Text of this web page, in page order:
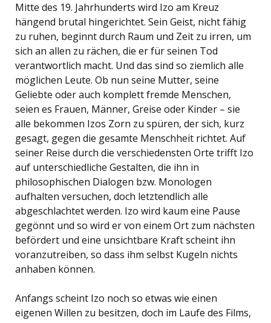
Mitte des 19. Jahrhunderts wird Izo am Kreuz
hängend brutal hingerichtet. Sein Geist, nicht fähig
zu ruhen, beginnt durch Raum und Zeit zu irren, um
sich an allen zu rächen, die er für seinen Tod
verantwortlich macht. Und das sind so ziemlich alle
möglichen Leute. Ob nun seine Mutter, seine
Geliebte oder auch komplett fremde Menschen,
seien es Frauen, Männer, Greise oder Kinder – sie
alle bekommen Izos Zorn zu spüren, der sich, kurz
gesagt, gegen die gesamte Menschheit richtet. Auf
seiner Reise durch die verschiedensten Orte trifft Izo
auf unterschiedliche Gestalten, die ihn in
philosophischen Dialogen bzw. Monologen
aufhalten versuchen, doch letztendlich alle
abgeschlachtet werden. Izo wird kaum eine Pause
gegönnt und so wird er von einem Ort zum nächsten
befördert und eine unsichtbare Kraft scheint ihn
voranzutreiben, so dass ihm selbst Kugeln nichts
anhaben können.
Anfangs scheint Izo noch so etwas wie einen
eigenen Willen zu besitzen, doch im Laufe des Films,